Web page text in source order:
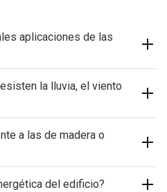
aplicaciones de las
la lluvia, el viento
a las de madera o
del edificio?